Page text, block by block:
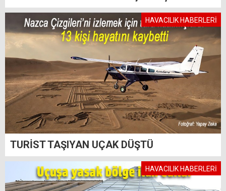
HAVACILIK HABERLERİ
TURİST TAŞIYAN UÇAK DÜŞTÜ
HAVACILIK HABERLERİ